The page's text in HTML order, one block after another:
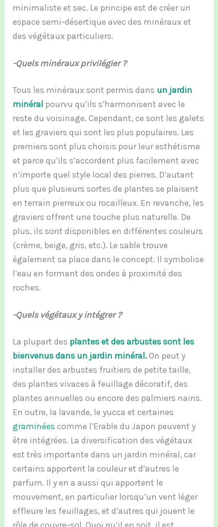
minimaliste et sec. Le principe est de créer un
espace semi-désertique avec des minéraux et
des végétaux particuliers.
-Quels minéraux privilégier ?
Tous les minéraux sont permis dans un jardin
minéral pourvu qu’ils s’harmonisent avec le
reste du voisinage. Cependant, ce sont les galets
et les graviers qui sont les plus populaires. Les
premiers sont plus choisis pour leur esthétisme
et parce qu’ils s’accordent plus facilement avec
n’importe quel style local des pierres. D’autant
plus que plusieurs sortes de plantes se plaisent
en terrain pierreux ou rocailleux. En revanche, les
graviers offrent une touche plus naturelle. De
plus, ils sont disponibles en différentes couleurs
(crème, beige, gris, etc.). Le sable trouve
également sa place dans le concept. Il symbolise
l’eau en formant des ondes à proximité des
roches.
-Quels végétaux y intégrer ?
La plupart des plantes et des arbustes sont les
bienvenus dans un jardin minéral.On peut y
installer des arbustes fruitiers de petite taille,
des plantes vivaces à feuillage décoratif, des
plantes annuelles ou encore des palmiers nains.
En outre, la lavande, le yucca et certaines
graminées comme l’Erable du Japon peuvent y
être intégrées. La diversification des végétaux
est très importante dans un jardin minéral, car
certains apportent la couleur et d’autres le
parfum. Il y en a aussi qui apportent le
mouvement, en particulier lorsqu’un vent léger
effleure les feuillages, et d’autres qui jouent le
rôle de couvre-sol. Quoi qu’il en soit, il est